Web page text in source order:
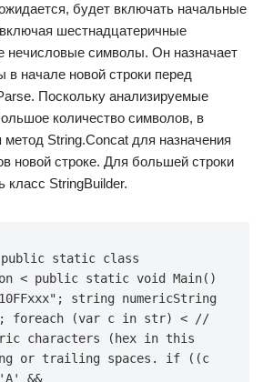
будет включать начальные
шестнадцатеричные
нечисловые символы. Он назначает
начале новой строки перед
Поскольку анализируемые
количество символов, в
String.Concat для назначения
новой строке. Для большей строки
класс StringBuilder.
public static class
< public static void Main()
string numericString
foreach (var c in str) < //
characters (hex in this
or trailing spaces. if ((c
&&